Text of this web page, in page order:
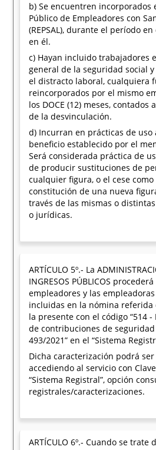
b) Se encuentren incorporados
Público de Empleadores con
(REPSAL), durante el período
en él.
c) Hayan incluido trabajadores
general de la seguridad social
el distracto laboral, cualquiera
reincorporados por el mismo
los DOCE (12) meses,
de la desvinculación.
d) Incurran en prácticas de uso
beneficio establecido por el
Será considerada práctica de
de producir sustituciones de
cualquier figura, o el cese
constitución de una nueva
través de las mismas o
o jurídicas.
ARTÍCULO 5º.- La
INGRESOS PÚBLICOS
empleadores y las
incluidas en la nómina referida
la presente con el código “514
de contribuciones de
493/2021” en el “Sistema
Dicha caracterización podrá
accediendo al servicio con
“Sistema Registral”, opción
registrales/caracterizaciones.
ARTÍCULO 6º.- Cuando se trate